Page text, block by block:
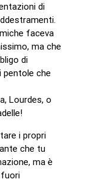
di
faceva
ma che
di
pentole che
Lourdes, o
i propri
che tu
ma è
fuori